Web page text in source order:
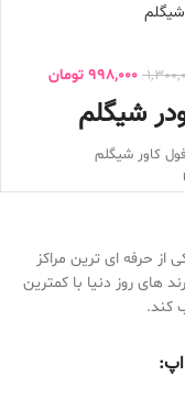
998,000 تومان
شیگلم
کاور شیگلم
نمی ماسد
تعریق
مات
باعث ایجاد جوش نمی
از حرفه ای ترین مراکز
های روز دنیا با کمترین
کند.